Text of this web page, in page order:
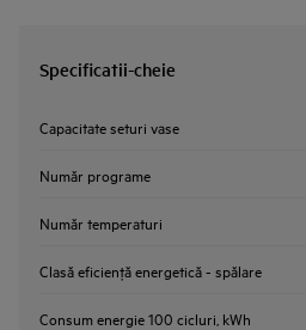
Specificatii-cheie
Capacitate seturi vase
Număr programe
Număr temperaturi
Clasă eficienţă energetică - spălare
Consum energie 100 cicluri, kWh